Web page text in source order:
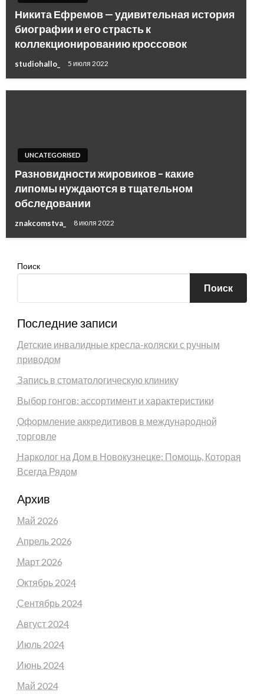
Никита Ефремов — удивительная история
биографии и его страсть к
коллекционированию кроссовок
studiohallo_ 5 июля 2022
UNCATEGORISED
Разновидности жировиков – какие
липомы нуждаются в тщательном
обследовании
znakcomstva_ 8 июля 2022
Поиск
Поиск
Последние записи
Детские инвалидные кресла-коляски с ручным
приводом
Запись в стоматологическую клинику
Выбор гонгов: ассортимент и характеристики
Оформление аккредитивов в международной
торговле
Нарколог на Дом в Новокузнецке: Помощь, Которая
Всегда Рядом
Архив
Май 2026
Апрель 2026
Март 2026
Октябрь 2024
Сентябрь 2024
Август 2024
Июль 2024
Июнь 2024
Май 2024